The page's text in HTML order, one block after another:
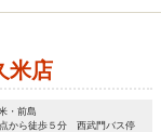
米店
・前島
点から徒歩５分 西武門バス停